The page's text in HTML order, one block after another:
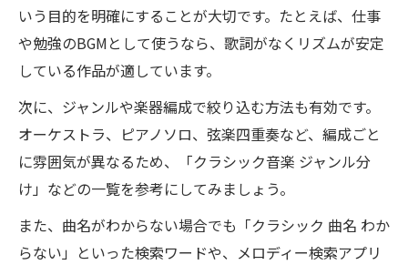
クラシック 有名な曲 明るい雰囲気の選び方
泣けるクラシック名曲で心を癒す活用方法
目的に合わせたクラシック音楽のベストな選択
肢
クラシック音楽を目的別に選ぶメリットと
注意点
用途別クラシック音楽で最適な一曲を見つ
ける
気分やシーンに合うクラシック音楽選択の
いう目的を明確にすることが大切です。たとえば、仕事
や勉強のBGMとして使うなら、歌詞がなくリズムが安定
している作品が適しています。
次に、ジャンルや楽器編成で絞り込む方法も有効です。
オーケストラ、ピアノソロ、弦楽四重奏など、編成ごと
に雰囲気が異なるため、「クラシック音楽 ジャンル分
け」などの一覧を参考にしてみましょう。
また、曲名がわからない場合でも「クラシック 曲名 わか
らない」といった検索ワードや、メロディー検索アプリ